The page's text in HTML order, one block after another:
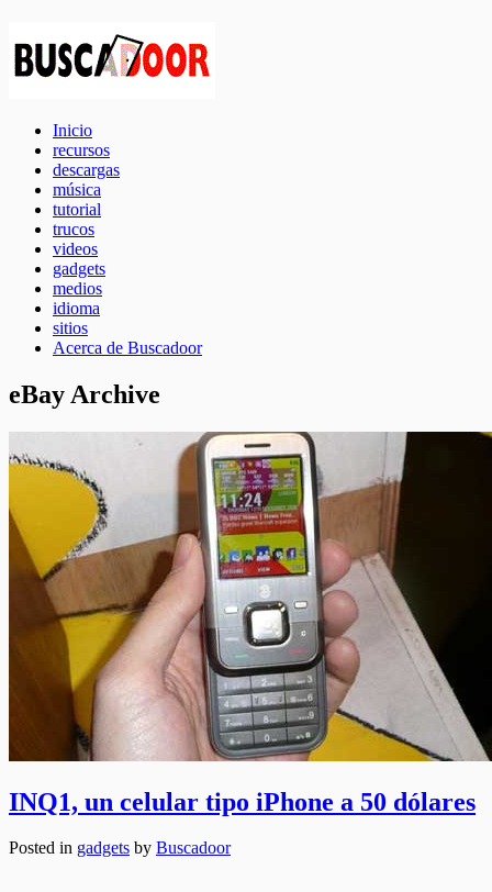
Inicio
recursos
descargas
música
tutorial
trucos
videos
gadgets
medios
idioma
sitios
Acerca de Buscadoor
eBay Archive
INQ1, un celular tipo iPhone a 50 dólares
Posted in gadgets by Buscadoor